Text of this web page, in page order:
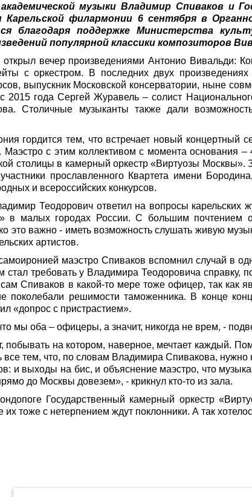
музыки Владимир Спиваков и
Карельской филармонии 6 сентября в
благодаря поддержке Министерства
популярной классики композиторов
открыл вечер произведениями Антонио Вивальди:
с оркестром. В последних двух
выпускник Московской консерватории, ныне
с 2015 года Сергей Журавель – солист
Столичные музыканты также дали
гордится тем, что встречает новый концертный
с этим коллективом с момента основания
столицы в камерный оркестр «Виртуозы
прославленного Квартета имени
и всероссийских конкурсов.
Теодорович ответил на вопросы карельских
в малых городах России. С большим
это важно - иметь возможность слушать живую
артистов.
маэстро Спиваков вспомнил случай в
стал требовать у Владимира Теодоровича
Спиваков в какой-то мере тоже офицер, так как
поколебали решимости таможенника. В конце
«допрос с пристрастием».
мы оба – офицеры, а значит, никогда не врем, -
побывать на котором, наверное, мечтает каждый.
тем, что, по словам Владимира Спивакова,
и выходы на бис, и объяснение маэстро, что
до Москвы довезем», - крикнул кто-то из зала.
Государственный камерный оркестр
их тоже с нетерпением ждут поклонники. А так
сайт, вы даёте согласие на обработку файлов Cookies и